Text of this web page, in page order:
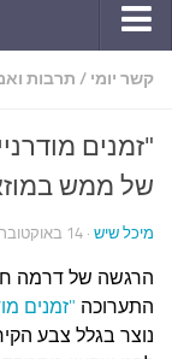
שירה
חגים ומועדים
ספורט בריאות
חומר למחשבה
הקונדיטוריה
עצות סבתא
קשר יומי
תחביבים
סרטונים ואנימציה
סרטים מומלצים
קשר יומי / תרבות
של ממש
מיכל שיש · 14 באוקטובר 2018
הרגשה של דרמה
התערוכה "זמנים
נוצר בגלל צבע